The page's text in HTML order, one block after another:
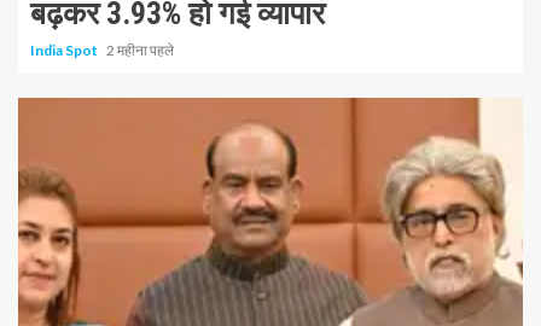
बढ़कर 3.93% हो गई व्यापार
India Spot 2 महीना पहले